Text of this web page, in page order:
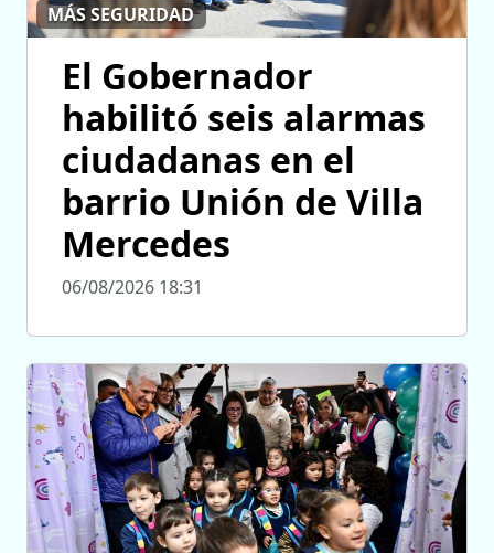
MÁS SEGURIDAD
El Gobernador
habilitó seis alarmas
ciudadanas en el
barrio Unión de Villa
Mercedes
06/08/2026 18:31